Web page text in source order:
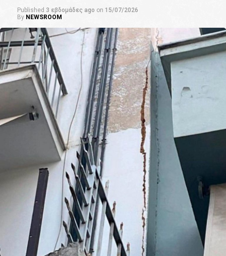
Published 3 εβδομάδες ago on 15/07/2026
By NEWSROOM